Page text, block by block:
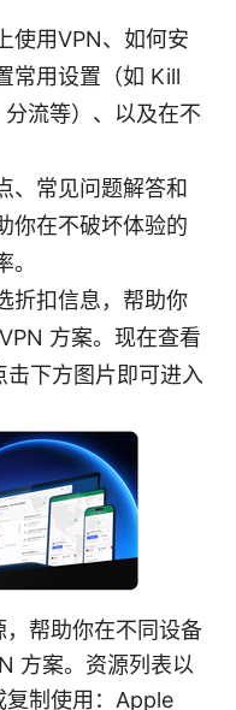
使用VPN、如何安
常用设置（如 Kill
流等）、以及在不
、常见问题解答和
你在不破坏体验的
折扣信息，帮助你
方案。现在查看
下方图片即可进入
帮助你在不同设备
方案。资源列表以
复制使用：Apple